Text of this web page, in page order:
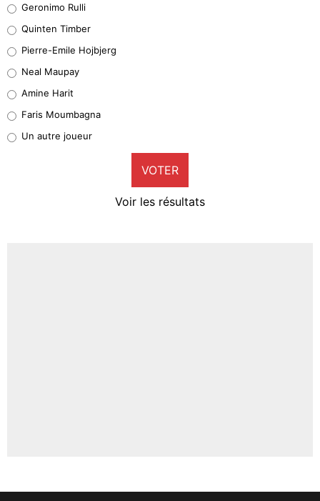
32%
4%
1%
9%
Geronimo Rulli
Quinten Timber
Pierre-Emile Hojbjerg
Neal Maupay
Amine Harit
Faris Moumbagna
Un autre joueur
VOTER
Voir les résultats